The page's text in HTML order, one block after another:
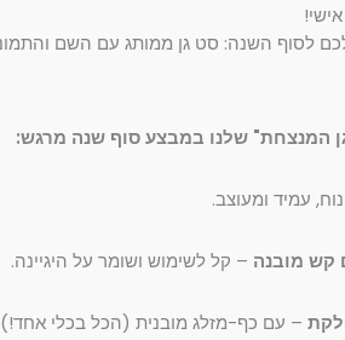
לסוף השנה: סט גן ממותג עם השם
המנצחת" שלנו במבצע סוף שנה מרגש:
עמיד ומעוצב.
קש מובנה – קל לשימוש ושומר על היגיינה.
– עם כף-מזלג מובנית (הכל בכלי